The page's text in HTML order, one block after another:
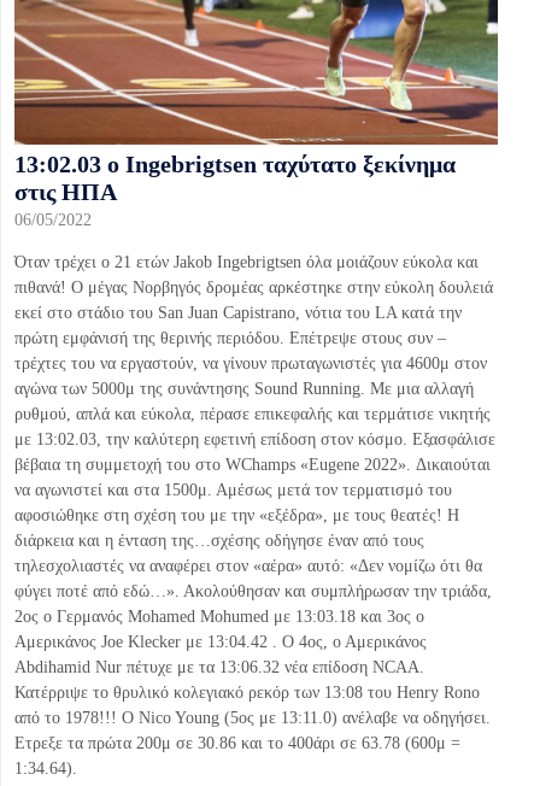
13:02.03 ο Ingebrigtsen ταχύτατο ξεκίνημα
στις ΗΠΑ
06/05/2022
Όταν τρέχει ο 21 ετών Jakob Ingebrigtsen όλα μοιάζουν εύκολα και
πιθανά! Ο μέγας Νορβηγός δρομέας αρκέστηκε στην εύκολη δουλειά
εκεί στο στάδιο του San Juan Capistrano, νότια του LA κατά την
πρώτη εμφάνισή της θερινής περιόδου. Επέτρεψε στους συν –
τρέχτες του να εργαστούν, να γίνουν πρωταγωνιστές για 4600μ στον
αγώνα των 5000μ της συνάντησης Sound Running. Με μια αλλαγή
ρυθμού, απλά και εύκολα, πέρασε επικεφαλής και τερμάτισε νικητής
με 13:02.03, την καλύτερη εφετινή επίδοση στον κόσμο. Εξασφάλισε
βέβαια τη συμμετοχή του στο WChamps «Eugene 2022». Δικαιούται
να αγωνιστεί και στα 1500μ. Αμέσως μετά τον τερματισμό του
αφοσιώθηκε στη σχέση του με την «εξέδρα», με τους θεατές! Η
διάρκεια και η ένταση της…σχέσης οδήγησε έναν από τους
τηλεσχολιαστές να αναφέρει στον «αέρα» αυτό: «Δεν νομίζω ότι θα
φύγει ποτέ από εδώ…». Ακολούθησαν και συμπλήρωσαν την τριάδα,
2ος ο Γερμανός Mohamed Mohumed με 13:03.18 και 3ος ο
Αμερικάνος Joe Klecker με 13:04.42 . Ο 4ος, ο Αμερικάνος
Abdihamid Nur πέτυχε με τα 13:06.32 νέα επίδοση NCAA.
Κατέρριψε το θρυλικό κολεγιακό ρεκόρ των 13:08 του Henry Rono
από το 1978!!! Ο Nico Young (5ος με 13:11.0) ανέλαβε να οδηγήσει.
Ετρεξε τα πρώτα 200μ σε 30.86 και το 400άρι σε 63.78 (600μ =
1:34.64).